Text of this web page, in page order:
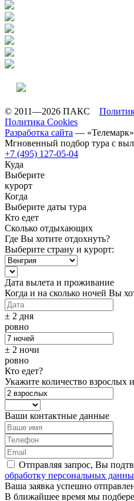
© 2011—2026 ПАКС
Политика Cookies
Разработка сайта — «Телемарк»
Мгновенный подбор тура с
+7 (495) 127-05-04
Куда
Выберите
курорт
Когда
Выберите даты тура
Кто едет
Сколько отдыхающих
Где Вы хотите отдохнуть?
Выберите страну и курорт:
Дата вылета и проживание
Когда и на сколько ночей Вы
± 2 дня
ровно
± 2 ночи
ровно
Кто едет?
Укажите количество взрослых
Ваши контактные данные
Отправляя запрос, Вы
обработку персональных
Ваша заявка успешно
В ближайшее время мы